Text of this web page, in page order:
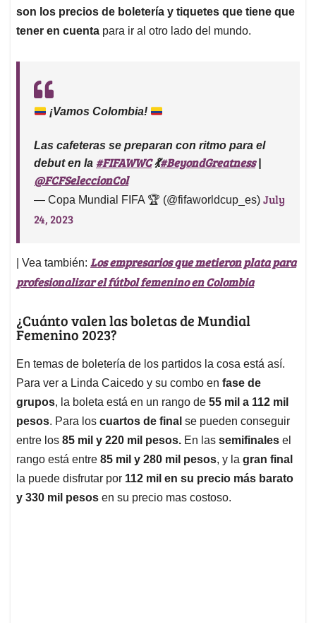
son los precios de boletería y tiquetes que tiene que
tener en cuenta para ir al otro lado del mundo.
¡Vamos Colombia!
Las cafeteras se preparan con ritmo para el
debut en la #FIFAWWC💃#BeyondGreatness|
@FCFSeleccionCol
— Copa Mundial FIFA 🏆 (@fifaworldcup_es) July
24, 2023
| Vea también: Los empresarios que metieron plata para
profesionalizar el fútbol femenino en Colombia
¿Cuánto valen las boletas de Mundial
Femenino 2023?
En temas de boletería de los partidos la cosa está así.
Para ver a Linda Caicedo y su combo en fase de
grupos, la boleta está en un rango de 55 mil a 112 mil
pesos. Para los cuartos de final se pueden conseguir
entre los 85 mil y 220 mil pesos. En las semifinales el
rango está entre 85 mil y 280 mil pesos, y la gran final
la puede disfrutar por 112 mil en su precio más barato
y 330 mil pesos en su precio mas costoso.